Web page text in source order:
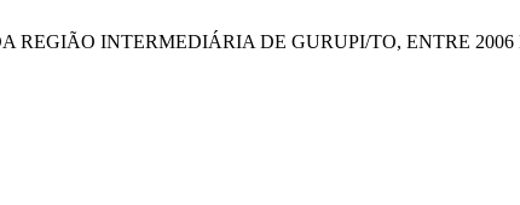
REGIÃO INTERMEDIÁRIA DE GURUPI/TO, ENTRE 2006